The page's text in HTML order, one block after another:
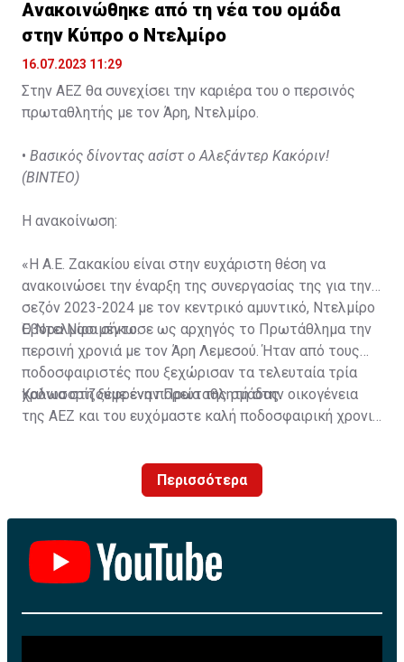
Ανακοινώθηκε από τη νέα του ομάδα
στην Κύπρο ο Ντελμίρο
16.07.2023 11:29
Στην ΑΕΖ θα συνεχίσει την καριέρα του ο περσινός
πρωταθλητής με τον Άρη, Ντελμίρο.
• Βασικός δίνοντας ασίστ ο Αλεξάντερ Κακόριν!
(ΒΙΝΤΕΟ)
Η ανακοίνωση:
«Η Α.Ε. Ζακακίου είναι στην ευχάριστη θέση να
ανακοινώσει την έναρξη της συνεργασίας της για την
σεζόν 2023-2024 με τον κεντρικό αμυντικό, Ντελμίρο
Έβορα Νασιμέντο.
Ο Ντελμίρο σήκωσε ως αρχηγός το Πρωτάθλημα την
περσινή χρονιά με τον Άρη Λεμεσού. Ήταν από τους
ποδοσφαιριστές που ξεχώρισαν τα τελευταία τρία
χρόνια στη ξέφρενη πορεία της ομάδας.
Καλωσορίζουμε έναν Πρωταθλητή στην οικογένεια
της ΑΕΖ και του ευχόμαστε καλή ποδοσφαιρική χρονιά
Περισσότερα